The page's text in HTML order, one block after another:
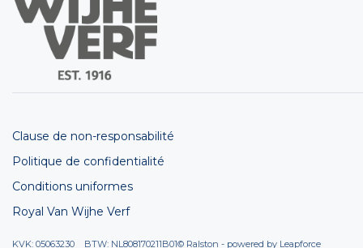
Clause de non-responsabilité
Politique de confidentialité
Conditions uniformes
Royal Van Wijhe Verf
KVK: 05063230 BTW: NL808170211B01© Ralston - powered by Leapforce